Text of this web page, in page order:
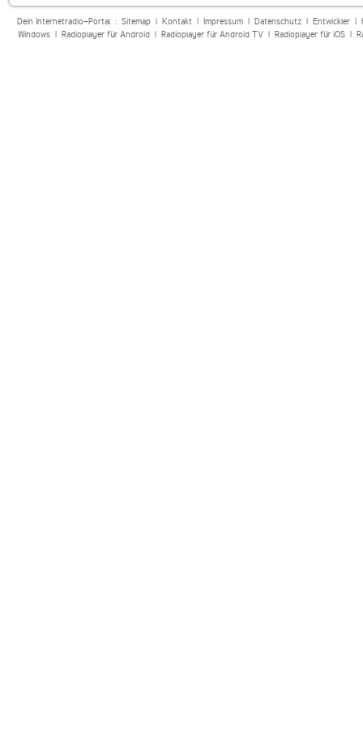
Dein Internetradio-Portal : Sitemap| Kontakt| Impressum| Datenschutz| Entwickler|
Windows| Radioplayer für Android| Radioplayer für Android TV| Radioplayer für iOS|